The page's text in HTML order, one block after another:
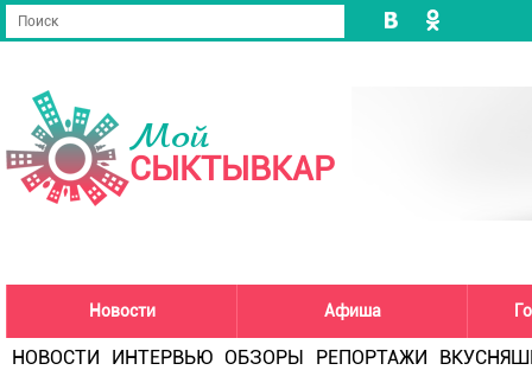
Мой
СЫКТЫВКАР
Новости Афиша
НОВОСТИ ИНТЕРВЬЮ ОБЗОРЫ РЕПОРТАЖИ